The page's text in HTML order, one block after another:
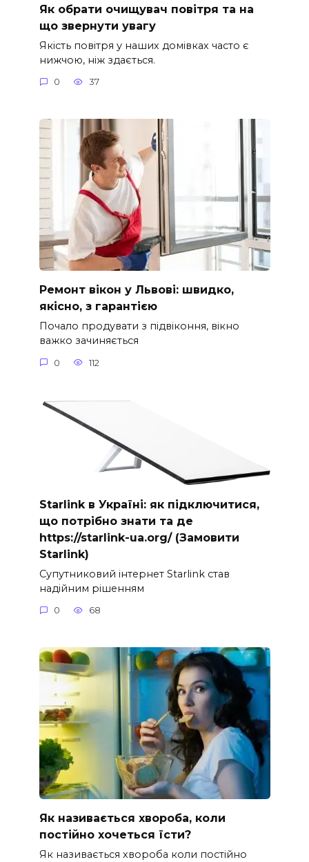
Як обрати очищувач повітря та на
що звернути увагу
Якість повітря у наших домівках часто є
нижчою, ніж здається.
0 37
Ремонт вікон у Львові: швидко,
якісно, з гарантією
Почало продувати з підвіконня, вікно
важко зачиняється
0 112
Starlink в Україні: як підключитися,
що потрібно знати та де
https://starlink-ua.org/ (Замовити
Starlink)
Супутниковий інтернет Starlink став
надійним рішенням
0 68
Як називається хвороба, коли
постійно хочеться їсти?
Як називається хвороба коли постійно